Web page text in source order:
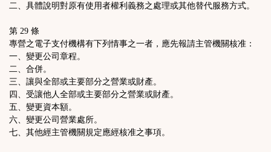
二、具體說明對原有使用者權利義務之處理或其他替代服務方式。
第 29 條
專營之電子支付機構有下列情事之一者，應先報請主管機關核准：
一、變更公司章程。
二、合併。
三、讓與全部或主要部分之營業或財產。
四、受讓他人全部或主要部分之營業或財產。
五、變更資本額。
六、變更公司營業處所。
七、其他經主管機關規定應經核准之事項。